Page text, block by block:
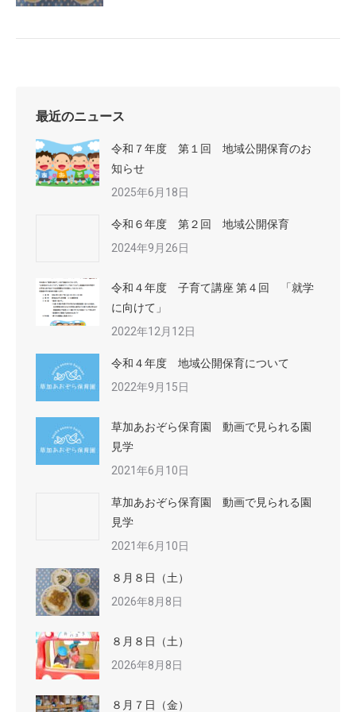
最近のニュース
令和７年度 第１回 地域公開保育のお
知らせ
2025年6月18日
令和６年度 第２回 地域公開保育
2024年9月26日
令和４年度 子育て講座 第４回 「就学
に向けて」
2022年12月12日
令和４年度 地域公開保育について
2022年9月15日
草加あおぞら保育園 動画で見られる園
見学
2021年6月10日
草加あおぞら保育園 動画で見られる園
見学
2021年6月10日
８月８日（土）
2026年8月8日
８月８日（土）
2026年8月8日
８月７日（金）